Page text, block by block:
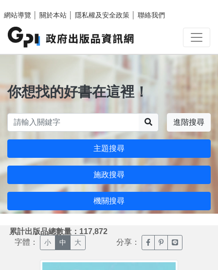
網站導覽
關於本站 隱私權及安全政策 聯絡我們
你想找的好書在這裡！
進階搜尋
主題搜尋
施政搜尋
機關搜尋
累計出版品總數量：117,872
字體： 小 中 大 分享： 臉書分享(另開新視窗)
噗浪分享(另開新
Line分享(另